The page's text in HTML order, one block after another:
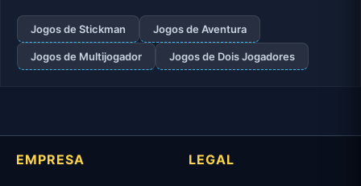
Jogos de Stickman Jogos de Aventura
Jogos de Multijogador Jogos de Dois Jogadores
EMPRESA LEGAL